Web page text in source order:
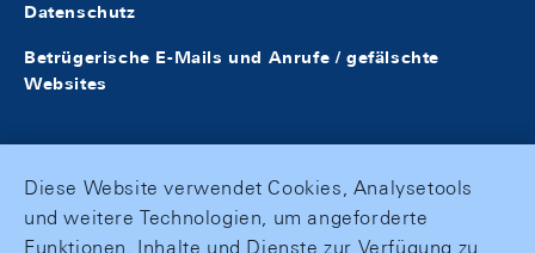
Datenschutz
Betrügerische E-Mails und Anrufe / gefälschte
Websites
Diese Website verwendet Cookies, Analysetools
und weitere Technologien, um angeforderte
Funktionen, Inhalte und Dienste zur Verfügung zu